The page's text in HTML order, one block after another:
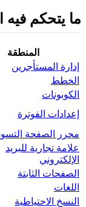
ما يتحكم
المنطقة
إدارة المستأجرين
الخطط
الكوبونات
إعدادات الفوترة
محرر الصفحة
علامة تجارية للبريد
الإلكتروني
الصفحات الثابتة
اللغات
النسخ الاحتياطية